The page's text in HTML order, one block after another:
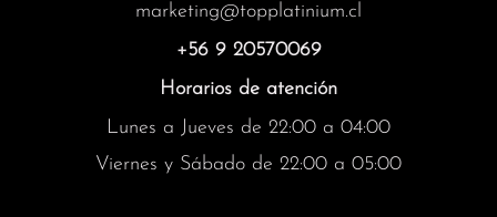
marketing@topplatinium.cl
+56 9 20570069
Horarios de atención
Lunes a Jueves de 22:00 a 04:00
Viernes y Sábado de 22:00 a 05:00